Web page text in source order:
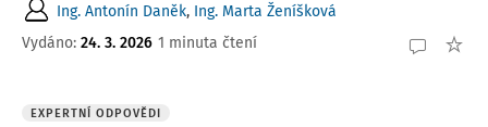
Ing. Antonín Daněk, Ing. Marta Ženíšková
Vydáno: 24. 3. 2026 1 minuta čtení
EXPERTNÍ ODPOVĚDI